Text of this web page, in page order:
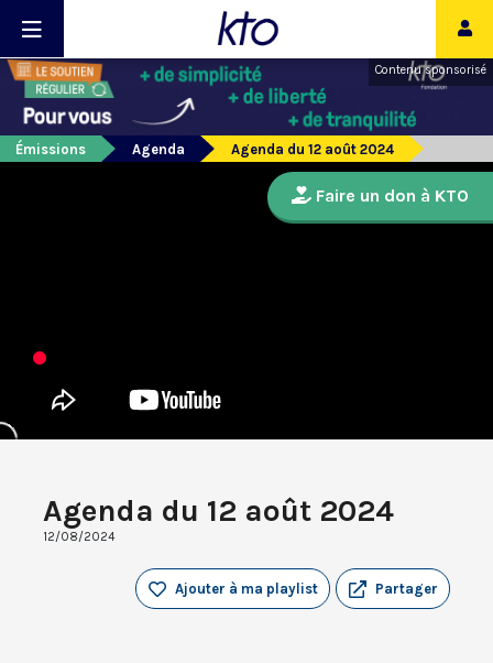
Contenu sponsorisé
Émissions Agenda Agenda du 12 août 2024
Agenda du 12 août 2024
12/08/2024
Partager
Ajouter à ma playlist
Faire un don à KTO